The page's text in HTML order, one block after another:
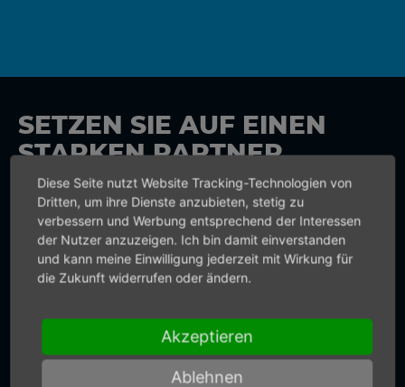
SETZEN SIE AUF EINEN
STARKEN PARTNER
Vertrauen Sie bei
Druckluftwerkzeugen und
Druckluftmotoren der Erfahrung und
Innovationskraft von Mannesmann
in Germany. Wir liefern nicht nur
präzise Drucklufttechnik. Sie
Diese Seite nutzt Website Tracking-Technologien von
Dritten, um ihre Dienste anzubieten, stetig zu
verbessern und Werbung entsprechend der Interessen
der Nutzer anzuzeigen. Ich bin damit einverstanden
und kann meine Einwilligung jederzeit mit Wirkung für
die Zukunft widerrufen oder ändern.
Akzeptieren
Ablehnen